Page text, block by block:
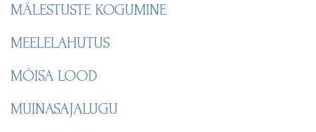
MÄLESTUSTE KOGUMINE
MEELELAHUTUS
MÕISA LOOD
MUINASAJALUGU